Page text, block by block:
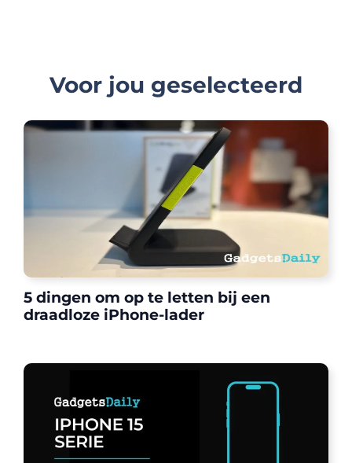
Voor jou geselecteerd
5 dingen om op te letten bij een
draadloze iPhone-lader